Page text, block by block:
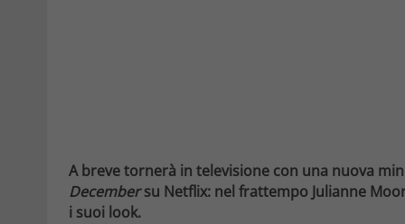
A breve tornerà in televisione con una nuova
Decembersu Netflix: nel frattempo Julianne
i suoi look.